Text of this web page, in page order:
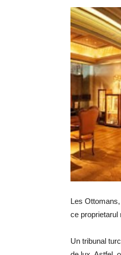
Les
ce proprietarul
Un tribunal